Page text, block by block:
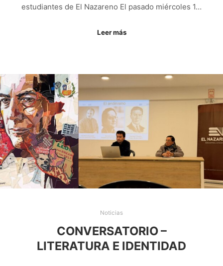
estudiantes de El Nazareno El pasado miércoles 1…
Leer más
Noticias
CONVERSATORIO –
LITERATURA E IDENTIDAD